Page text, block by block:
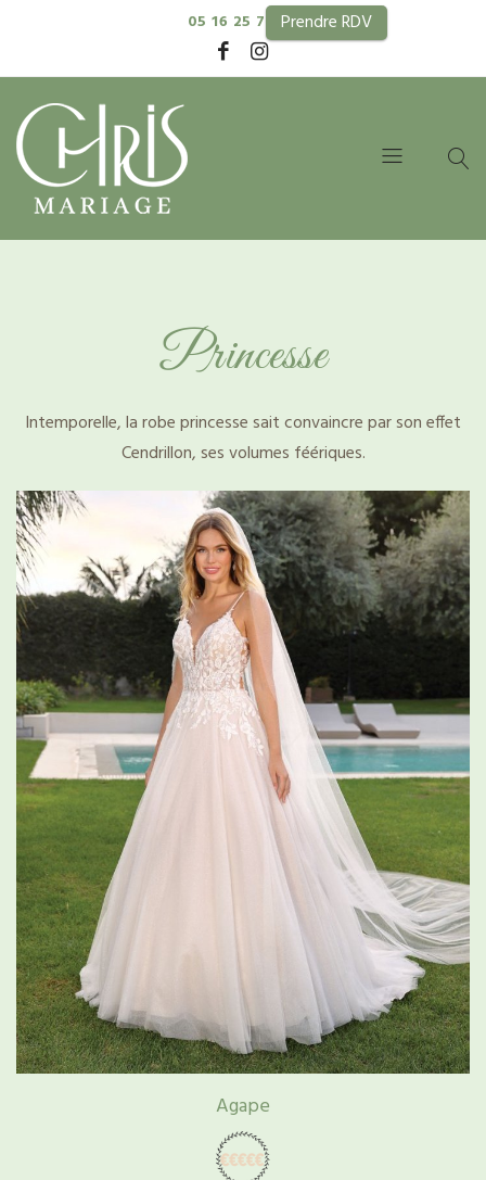
Prendre RDV
05 16 25 74 99
Princesse
Intemporelle, la robe princesse sait convaincre par son effet
Cendrillon, ses volumes féériques.
Agape